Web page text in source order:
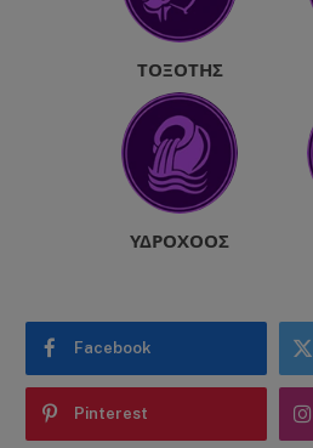
ΤΟΞΌΤΗΣ
ΥΔΡΟΧΌΟΣ
Facebook
Pinterest